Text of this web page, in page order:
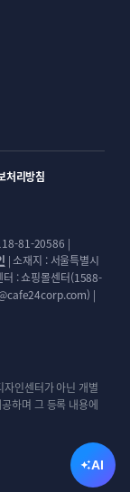
처리방침
81-20586 |
| 소재지 : 서울특별시
터 : 쇼핑몰센터(1588-
|
인센터가 아닌 개별
하며 그 등록 내용에
AI